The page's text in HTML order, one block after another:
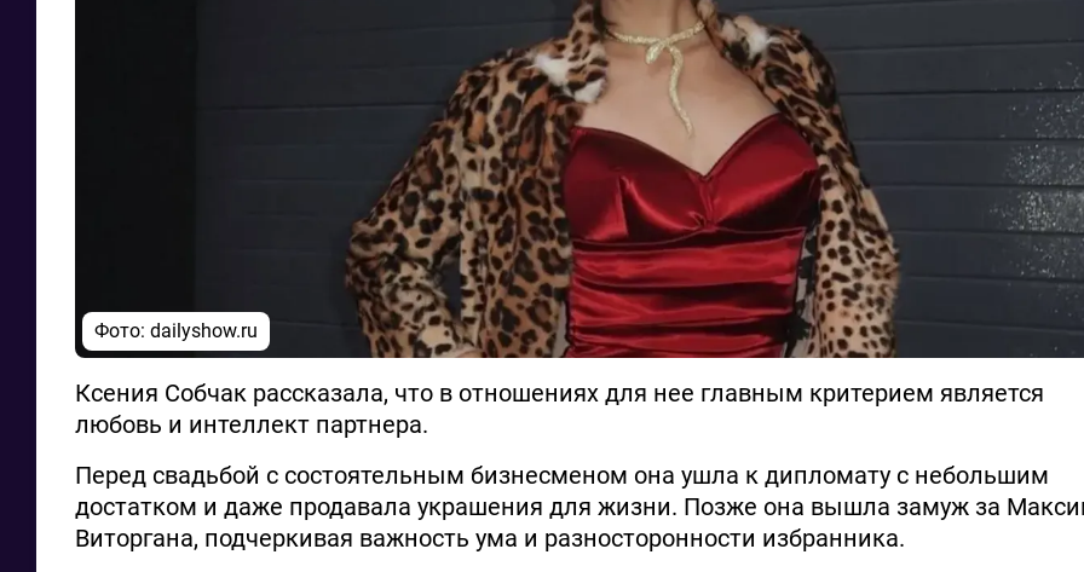
Фото: dailyshow.ru
Ксения Собчак рассказала, что в отношениях для нее главным критерием является
любовь и интеллект партнера.
Перед свадьбой с состоятельным бизнесменом она ушла к дипломату с небольшим
достатком и даже продавала украшения для жизни. Позже она вышла замуж за
Виторгана, подчеркивая важность ума и разносторонности избранника.